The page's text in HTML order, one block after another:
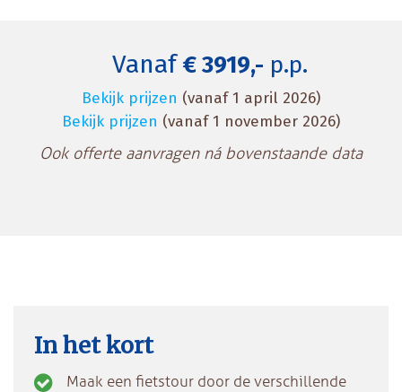
Vanaf€ 3919,- p.p.
Bekijk prijzen (vanaf 1 april 2026)
Bekijk prijzen (vanaf 1 november 2026)
Ook offerte aanvragen ná bovenstaande data
In het kort
Maak een fietstour door de verschillende